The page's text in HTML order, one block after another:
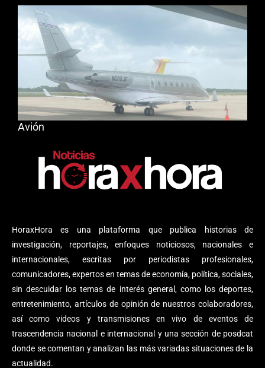
HoraxHora es una plataforma que publica historias de
investigación, reportajes, enfoques noticiosos, nacionales e
internacionales, escritas por periodistas profesionales,
comunicadores, expertos en temas de economía, política, sociales,
sin descuidar los temas de interés general, como los deportes,
entretenimiento, artículos de opinión de nuestros colaboradores,
así como videos y transmisiones en vivo de eventos de
trascendencia nacional e internacional y una sección de posdcat
donde se comentan y analizan las más variadas situaciones de la
actualidad.
Avión